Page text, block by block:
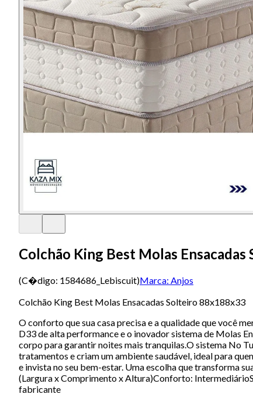
Colchão King Best Molas
(C�digo: 1584686_Lebiscuit)Marca: Anjos
Colchão King Best Molas Ensacadas Solteiro 88x188x33
O conforto que sua casa precisa e a qualidade que você
D33 de alta performance e o inovador sistema de Molas
corpo para garantir noites mais tranquilas.O sistema No
tratamentos e criam um ambiente saudável, ideal para
e invista no seu bem-estar. Uma escolha que transforma
(Largura x Comprimento x Altura)Conforto:
fabricante